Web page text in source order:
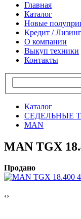
Главная
Каталог
Новые
Кредит / Лизинг
О компании
Выкуп техники
Контакты
Каталог
СЕДЕЛЬНЫЕ
MAN
MAN TGX
Продано
‹›